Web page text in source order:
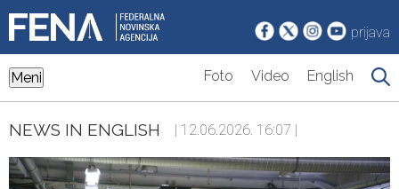
prijava
Meni Foto Video English
NEWS IN ENGLISH | 12.06.2026. 16:07 |